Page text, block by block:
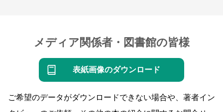
メディア関係者・図書館の皆様
表紙画像のダウンロード
ご希望のデータがダウンロードできない場合や、著者イン